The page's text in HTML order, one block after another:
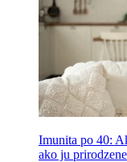
Imunita po 40:
ako ju